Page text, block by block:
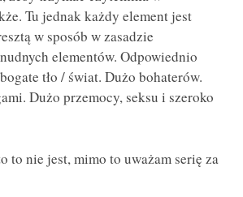
Tu jednak każdy element jest
w sposób w zasadzie
elementów. Odpowiednio
tło / świat. Dużo bohaterów.
Dużo przemocy, seksu i szeroko
to nie jest, mimo to uważam serię za